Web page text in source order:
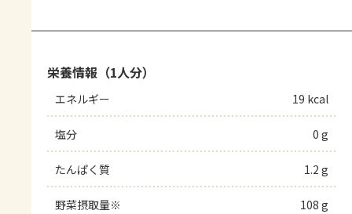
栄養情報（1人分）
エネルギー 19 kcal
塩分 0 g
たんぱく質 1.2 g
野菜摂取量※ 108 g